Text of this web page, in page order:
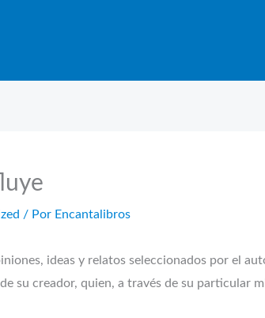
/ Por Encantalibros
ideas y relatos seleccionados por el
su creador, quien, a través de su particular